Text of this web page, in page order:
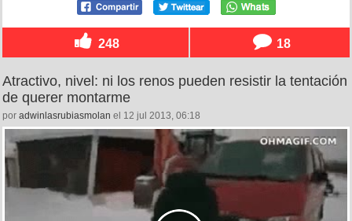
248 18
Atractivo, nivel: ni los renos pueden resistir la tentación
de querer montarme
por adwinlasrubiasmolan el 12 jul 2013, 06:18